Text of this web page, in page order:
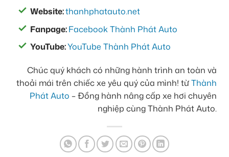
Website:thanhphatauto.net
Fanpage:Facebook Thành Phát Auto
YouTube:YouTube Thành Phát Auto
Chúc quý khách có những hành trình an toàn và
thoải mái trên chiếc xe yêu quý của mình! từThành
Phát Auto – Đồng hành nâng cấp xe hơi chuyên
nghiệp cùng Thành Phát Auto.